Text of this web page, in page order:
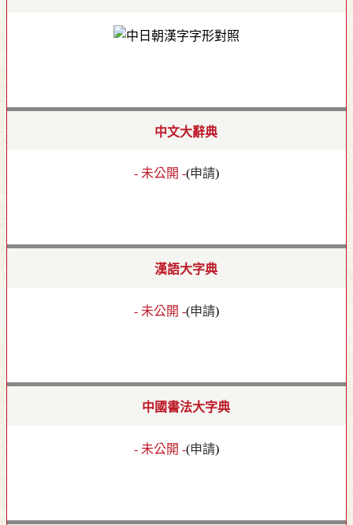
中文大辭典
- 未公開 -(申請)
漢語大字典
- 未公開 -(申請)
中國書法大字典
- 未公開 -(申請)